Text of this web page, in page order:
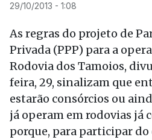
29/10/2013 - 1:08
As regras do projeto de
Privada (PPP) para a
Rodovia dos Tamoios,
feira, 29, sinalizam que
estarão consórcios ou
já operam em rodovias já
porque, para participar do